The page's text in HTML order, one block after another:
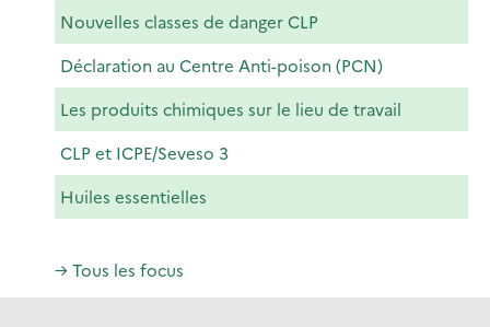
Nouvelles classes de danger CLP
Déclaration au Centre Anti-poison (PCN)
Les produits chimiques sur le lieu de travail
CLP et ICPE/Seveso 3
Huiles essentielles
→ Tous les focus